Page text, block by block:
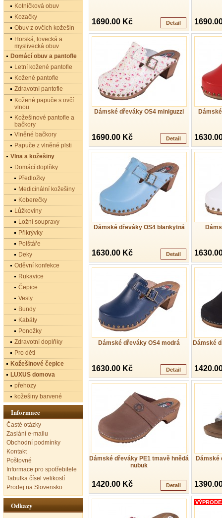
1690.00 Kč Detail
Dámské dřeváky OS4 miniguzzi
1690.00 Kč Detail
Dámské dřeváky OS4 blankytná
1630.00 Kč Detail
Dámské dřeváky OS4 modrá
1630.00 Kč Detail
Dámské
Dámské dřeváky PE1 tmavě hnědá
nubuk
1420.00 Kč Detail
Dámské
Kotníčková obuv
Kozačky
Obuv z ovčích kožešin
Horská, lovecká a
myslivecká obuv
Domácí obuv a pantofle
Letní kožené pantofle
Kožené pantofle
Zdravotní pantofle
Kožené papuče s ovčí
vlnou
Kožešinové pantofle a
bačkory
Vlněné bačkory
Papuče z vlněné plsti
Vlna a kožešiny
Domácí doplňky
Předložky
Medicinální kožešiny
Koberečky
Lůžkoviny
Ložní soupravy
Přikrývky
Polštáře
Deky
Oděvní konfekce
Rukavice
Čepice
Vesty
Bundy
Kabáty
Ponožky
Zdravotní doplňky
Pro děti
Kožešinové čepice
LUXUS domova
přehozy
kožešiny barvené
Informace
Časté otázky
Zaslání e-mailu
Obchodní podmínky
Kontakt
Poštovné
Informace pro spotřebitele
Tabulka čísel velikostí
Prodej na Slovensko
Odkazy